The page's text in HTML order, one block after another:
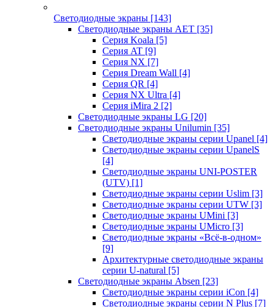
Светодиодные экраны [143]
Светодиодные экраны AET [35]
Cерия Koala [5]
Серия AT [9]
Серия NX [7]
Серия Dream Wall [4]
Серия QR [4]
Серия NX Ultra [4]
Серия iMira 2 [2]
Светодиодные экраны LG [20]
Светодиодные экраны Unilumin [35]
Светодиодные экраны серии Upanel [4]
Светодиодные экраны серии UpanelS
[4]
Светодиодные экраны UNI-POSTER
(UTV) [1]
Светодиодные экраны серии Uslim [3]
Светодиодные экраны серии UTW [3]
Светодиодные экраны UMini [3]
Светодиодные экраны UMicro [3]
Светодиодные экраны «Всё-в-одном»
[9]
Архитектурные светодиодные экраны
серии U-natural [5]
Светодиодные экраны Absen [23]
Светодиодные экраны серии iCon [4]
Светодиодные экраны серии N Plus [7]